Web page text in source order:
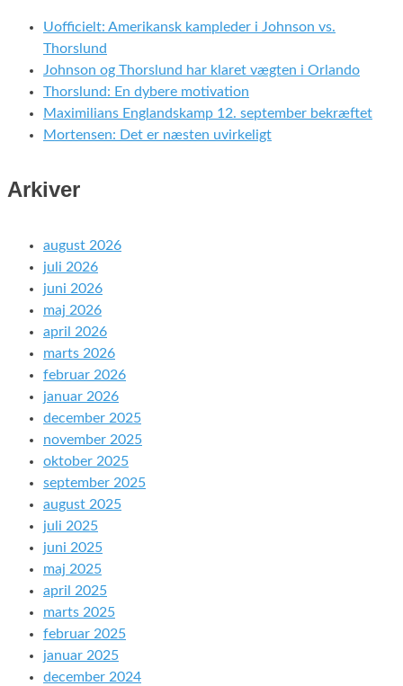
Uofficielt: Amerikansk kampleder i Johnson vs.
Thorslund
Johnson og Thorslund har klaret vægten i Orlando
Thorslund: En dybere motivation
Maximilians Englandskamp 12. september bekræftet
Mortensen: Det er næsten uvirkeligt
Arkiver
august 2026
juli 2026
juni 2026
maj 2026
april 2026
marts 2026
februar 2026
januar 2026
december 2025
november 2025
oktober 2025
september 2025
august 2025
juli 2025
juni 2025
maj 2025
april 2025
marts 2025
februar 2025
januar 2025
december 2024